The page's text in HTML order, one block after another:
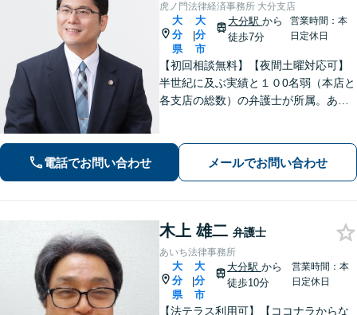
虎ノ門法律経済事務所 大分支店
大
分
県
|
大
分
市
大分駅から
徒歩7分
営業時間：本
日定休日
【初回相談無料】【夜間土曜対応可】
半世紀に及ぶ実績と１０0名弱（本店と
各支店の総数）の弁護士が所属。あな
務等に、的確に対処できる弁護士が迅
速な解決を目指します。
電話でお問い合わせ メールでお問い合わせ
木上 雄二 弁護士
あいち法律事務所
大
分
県
|
大
分
市
大分駅 から
徒歩10分
営業時間：本
日定休日
【法テラス利用可】【ココナラからな